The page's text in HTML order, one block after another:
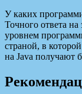
У каких
Точного ответа на
уровнем
страной, в
на Java получают